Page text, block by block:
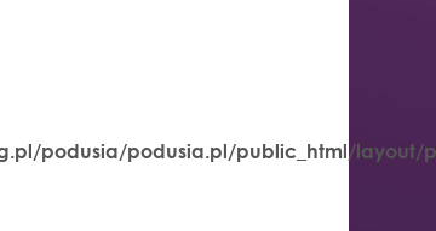
podusia/podusia.pl/public_html/layout/